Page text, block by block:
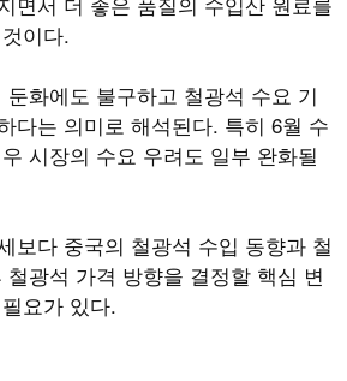
이다.
화에도 불구하고 철광석 수요 기
다는 의미로 해석된다. 특히 6월 수
시장의 수요 우려도 일부 완화될
보다 중국의 철광석 수입 동향과 철
광석 가격 방향을 결정할 핵심 변
요가 있다.